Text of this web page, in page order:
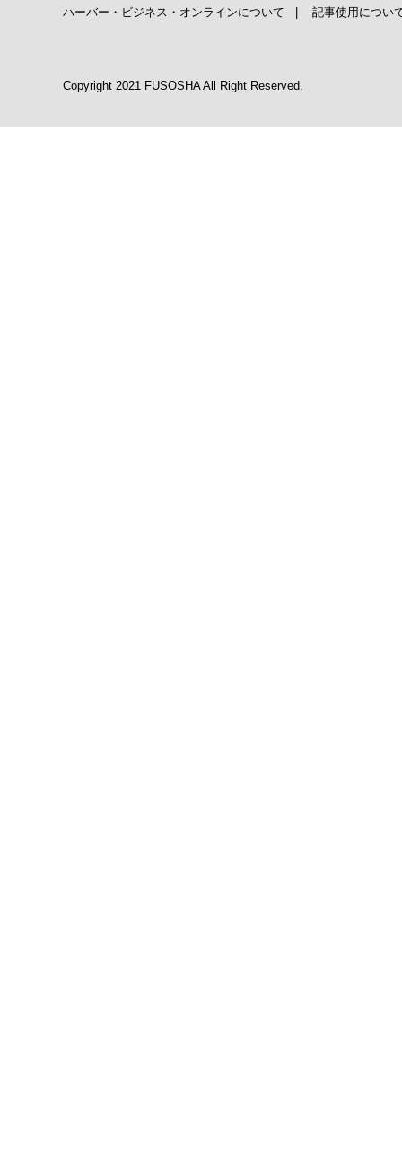
ハーバー・ビジネス・オンラインについて 記事使用につい
Copyright 2021 FUSOSHA All Right Reserved.